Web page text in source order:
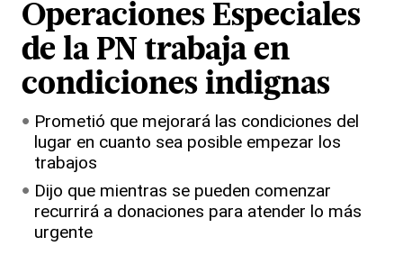
Operaciones Especiales
de la PN trabaja en
condiciones indignas
Prometió que mejorará las condiciones del
lugar en cuanto sea posible empezar los
trabajos
Dijo que mientras se pueden comenzar
recurrirá a donaciones para atender lo más
urgente